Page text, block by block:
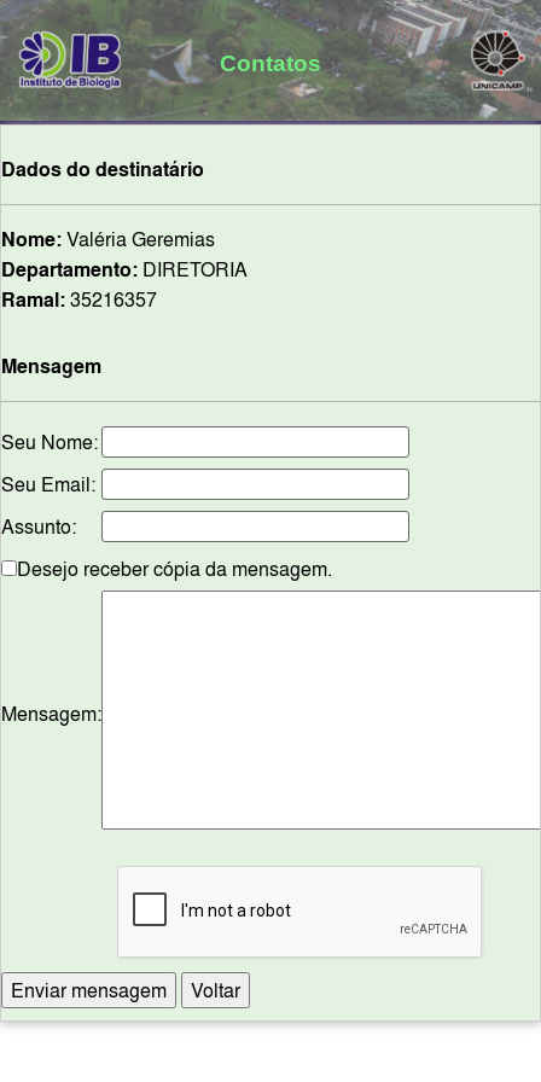
Contatos
Dados do destinatário
Nome:Valéria Geremias
Departamento: DIRETORIA
Ramal:35216357
Mensagem
Seu Nome:
Seu Email:
Assunto:
Desejo receber cópia da mensagem.
Mensagem: